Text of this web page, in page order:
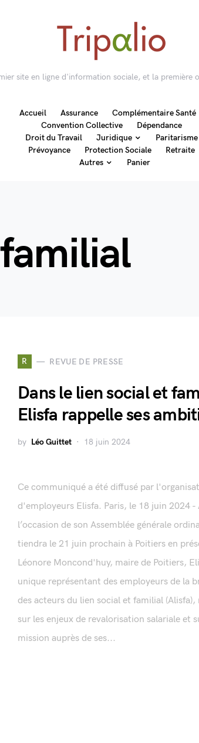
site en ligne d'information sociale, et la première
Accueil Assurance
Complémentaire Santé
Convention Collective
Dépendance
Droit du Travail
Juridique
Paritarisme
Prévoyance
Protection Sociale
Retraite
Autres
Panier
R REVUE DE PRESSE
Dans le lien social et
Elisfa rappelle ses
by Léo Guittet 18 juin 2024
Ce communiqué a été diffusé par
d'employeurs Elisfa. Paris, le 18 juin 2024 -
l’occasion de son Assemblée générale
tiendra le 21 juin prochain à Poitiers en
Léonore Moncond'huy, maire de Poitiers,
unique représentant des employeurs de la
des acteurs du lien social et familial (Alisfa),
sur les enjeux de revalorisation salariale et
mission auprès de ses...